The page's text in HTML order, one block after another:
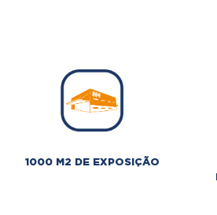
1000 M2 DE EXPOSIÇÃO